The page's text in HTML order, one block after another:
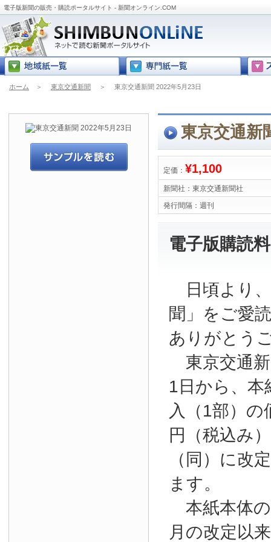
電子版新聞の販売・購読ポータルサイト - 新聞オンライン.COM
ホーム ＞ 東京交通新聞 ＞ 東京交通新聞 2022年5月23日
東京交通新
定価： ¥1,100
新聞社： 東京交通新聞社
発行間隔： 週刊
電子版購読
日頃より
聞」をご愛
ありがとう
東京交通
1日から、本
入（1部）
円（税込み
（同）に改
ます。
本紙本体
月の改定以